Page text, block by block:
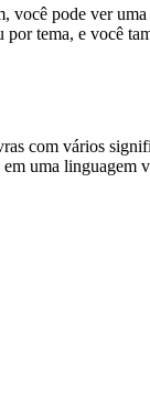
você pode ver
tema, e você
com vários
uma linguagem